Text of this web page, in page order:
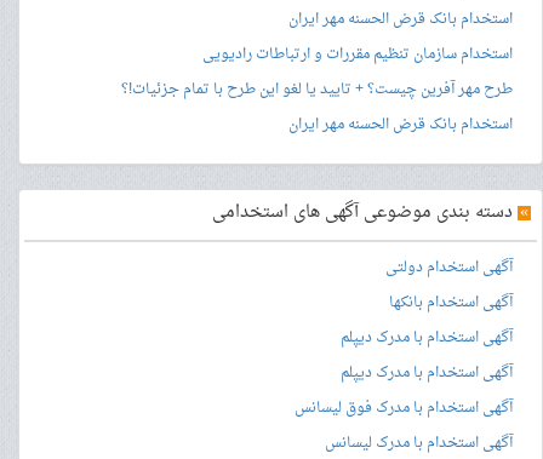
استخدام بانک قرض الحسنه مهر ایران
استخدام سازمان تنظیم مقررات و ارتباطات رادیویی
طرح مهر آفرین چیست؟ + تایید یا لغو این طرح با تمام جزئیات!؟
استخدام بانک قرض الحسنه مهر ایران
» دسته بندی موضوعی آگهی های استخدامی
آگهی استخدام دولتی
آگهی استخدام بانکها
آگهی استخدام با مدرک دیپلم
آگهی استخدام با مدرک دیپلم
آگهی استخدام با مدرک فوق لیسانس
آگهی استخدام با مدرک لیسانس